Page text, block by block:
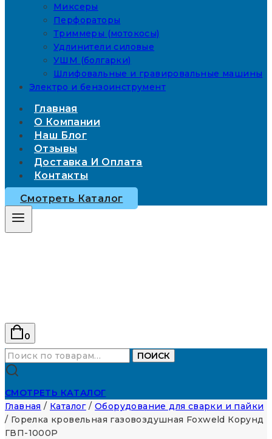
Миксеры
Перфораторы
Триммеры (мотокосы)
Удлинители силовые
УШМ (болгарки)
Шлифовальные и гравировальные машины
Электро и бензоинструмент
Главная
О Компании
Наш Блог
Отзывы
Доставка И Оплата
Контакты
Смотреть Каталог
0
Искать:
ПОИСК
СМОТРЕТЬ КАТАЛОГ
Главная / Каталог / Оборудование для сварки и пайки
/ Горелка кровельная газовоздушная Foxweld Корунд
ГВП-1000Р